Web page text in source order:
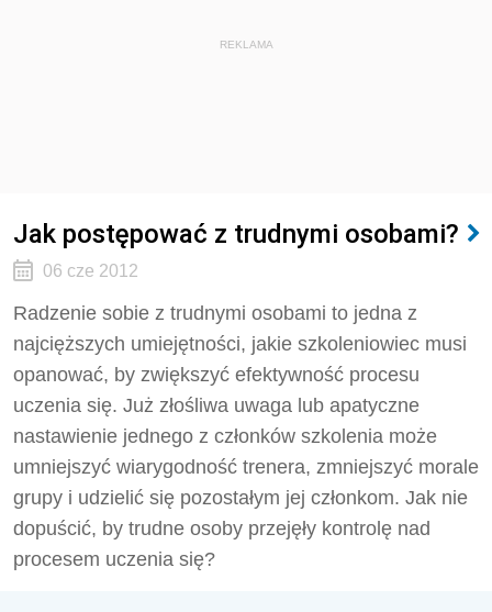
REKLAMA
Jak postępować z trudnymi osobami?
06 cze 2012
Radzenie sobie z trudnymi osobami to jedna z
najcięższych umiejętności, jakie szkoleniowiec musi
opanować, by zwiększyć efektywność procesu
uczenia się. Już złośliwa uwaga lub apatyczne
nastawienie jednego z członków szkolenia może
umniejszyć wiarygodność trenera, zmniejszyć morale
grupy i udzielić się pozostałym jej członkom. Jak nie
dopuścić, by trudne osoby przejęły kontrolę nad
procesem uczenia się?